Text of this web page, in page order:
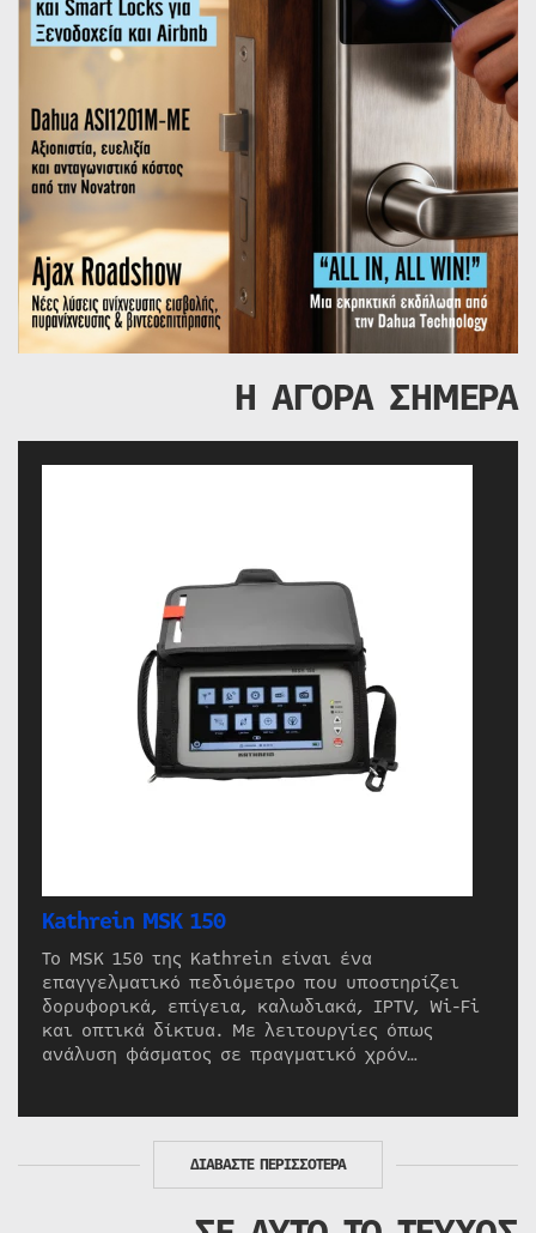
Η ΑΓΟΡΑ ΣΗΜΕΡΑ
Kathrein MSK 150
Το MSK 150 της Kathrein είναι ένα
επαγγελματικό πεδιόμετρο που υποστηρίζει
δορυφορικά, επίγεια, καλωδιακά, IPTV, Wi-Fi
και οπτικά δίκτυα. Με λειτουργίες όπως
ανάλυση φάσματος σε πραγματικό χρόν…
ΔΙΑΒΑΣΤΕ ΠΕΡΙΣΣΟΤΕΡΑ